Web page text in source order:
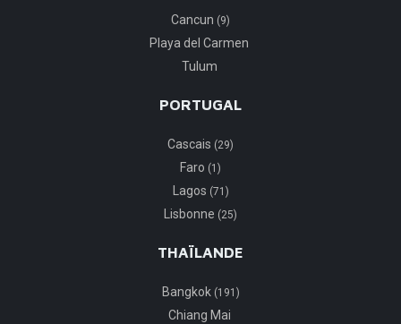
Cancun (9)
Playa del Carmen
Tulum
PORTUGAL
Cascais (29)
Faro (1)
Lagos (71)
Lisbonne (25)
THAÏLANDE
Bangkok (191)
Chiang Mai